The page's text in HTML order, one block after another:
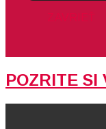
POZRITE SI